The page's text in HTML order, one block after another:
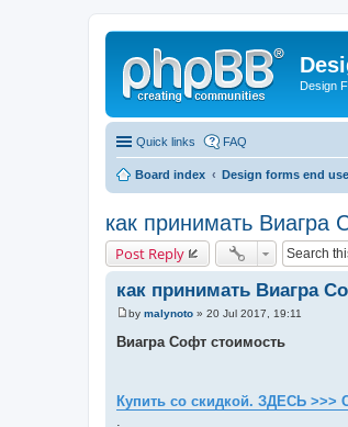
Design
Quick links FAQ
Board index Design forms end
как принимать Виагра
Post Reply
как принимать Виагра
P
s
by malynoto » 20 Jul 2017, 19:11
Виагра Софт стоимость
Купить со скидкой. ЗДЕСЬ >>>